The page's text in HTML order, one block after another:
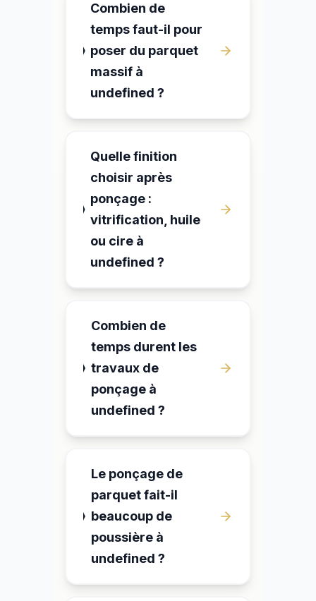
Combien de
temps faut-il pour
poser du parquet
massif à
undefined ?
Quelle finition
choisir après
ponçage :
vitrification, huile
ou cire à
undefined ?
Combien de
temps durent les
travaux de
ponçage à
undefined ?
Le ponçage de
parquet fait-il
beaucoup de
poussière à
undefined ?